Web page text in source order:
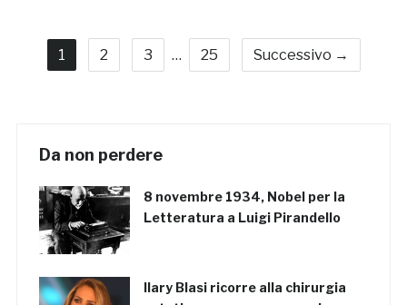
1 2 3 … 25 Successivo →
Da non perdere
8 novembre 1934, Nobel per la
Letteratura a Luigi Pirandello
Ilary Blasi ricorre alla chirurgia